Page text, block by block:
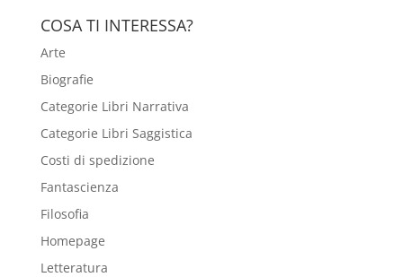
COSA TI INTERESSA?
Arte
Biografie
Categorie Libri Narrativa
Categorie Libri Saggistica
Costi di spedizione
Fantascienza
Filosofia
Homepage
Letteratura